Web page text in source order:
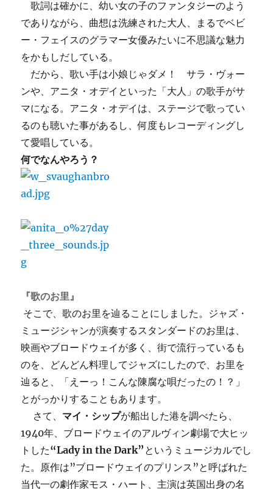
歌詞は確かに、幼い女の子のファンタジーのよう
でありながら、曲想は洗練された大人、まるでベビ
ー・フェイスのグラマー女優みたいに不思議な魅力
をかもしだしている。
だから、歌い手は小娘じゃダメ！ サラ・ヴォー
ンや、アニタ・オデイといった「大人」の歌手がサ
マになる。アニタ・オデイは、ステージで歌ってい
るのも聴いた事があるし、何度もレコーディングし
て愛唱している。
何でなんやろう？
『歌のお里』
そこで、歌のお里を辿ることにしました。ジャズ・
ミュージシャンが演奏するスタンダードのお里は、
映画やブロードウェイが多く、街で流行っているも
のを、どんどん料理してジャズにしたので、お里を
辿ると、「えーっ！こんな陳腐な唄だったの！？」
とがっかりすることもあります。
さて、 マイ・シップが船出した港を調べたら、
1940年、ブロードウェイのアルヴィン劇場で大ヒッ
トした“Lady in the Dark” というミュージカルでし
た。原作は”ブロードウェイのプリンス”と呼ばれた
当代一の劇作家モス・ハート、主演は英国出身の名